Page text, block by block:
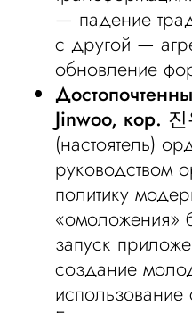
— падение
с другой —
обновление
Jinwoo, кор.
(настоятель)
руководством
политику
«омоложения»
запуск
создание
использование